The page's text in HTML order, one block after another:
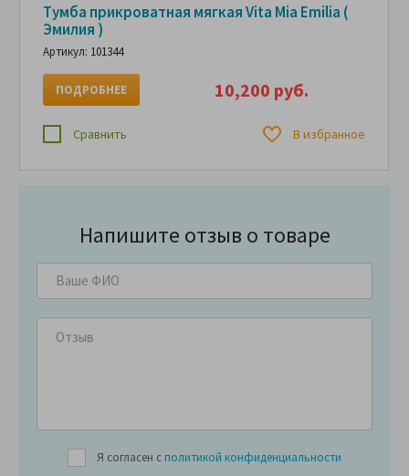
Тумба прикроватная мягкая Vita Mia Emilia (
Эмилия )
Артикул: 101344
10,200 руб.
ПОДРОБНЕЕ
Сравнить В избранное
Напишите отзыв о товаре
Я согласен с политикой конфиденциальности